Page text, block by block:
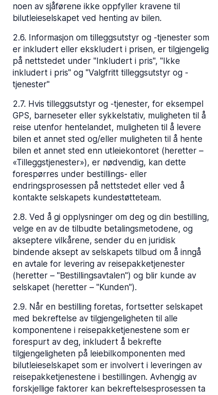
noen av sjåførene ikke oppfyller kravene til
bilutleieselskapet ved henting av bilen.
2.6. Informasjon om tilleggsutstyr og -tjenester som
er inkludert eller ekskludert i prisen, er tilgjengelig
på nettstedet under "Inkludert i pris", "Ikke
inkludert i pris" og "Valgfritt tilleggsutstyr og -
tjenester"
2.7. Hvis tilleggsutstyr og -tjenester, for eksempel
GPS, barneseter eller sykkelstativ, muligheten til å
reise utenfor hentelandet, muligheten til å levere
bilen et annet sted og/eller muligheten til å hente
bilen et annet sted enn utleiekontoret (heretter –
«Tilleggstjenester»), er nødvendig, kan dette
forespørres under bestillings- eller
endringsprosessen på nettstedet eller ved å
kontakte selskapets kundestøtteteam.
2.8. Ved å gi opplysninger om deg og din bestilling,
velge en av de tilbudte betalingsmetodene, og
akseptere vilkårene, sender du en juridisk
bindende aksept av selskapets tilbud om å inngå
en avtale for levering av reisepakketjenester
(heretter – "Bestillingsavtalen") og blir kunde av
selskapet (heretter – "Kunden").
2.9. Når en bestilling foretas, fortsetter selskapet
med bekreftelse av tilgjengeligheten til alle
komponentene i reisepakketjenestene som er
forespurt av deg, inkludert å bekrefte
tilgjengeligheten på leiebilkomponenten med
bilutleieselskapet som er involvert i leveringen av
reisepakketjenestene i bestillingen. Avhengig av
forskjellige faktorer kan bekreftelsesprosessen ta